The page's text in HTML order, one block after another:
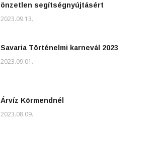
önzetlen segítségnyújtásért
2023.09.13.
Savaria Történelmi karnevál 2023
2023.09.01.
Árvíz Körmendnél
2023.08.09.